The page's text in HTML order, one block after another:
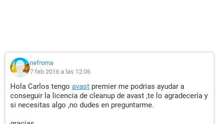
nefroma
7 feb 2016 a las 12:06
Hola Carlos tengo avast premier me podrias ayudar a
conseguir la licencia de cleanup de avast ,te lo agradecería y
si necesitas algo ,no dudes en preguntarme.